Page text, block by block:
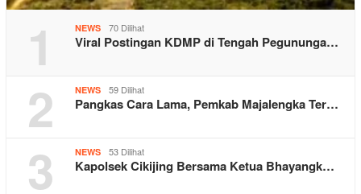
1 NEWS 70 Dilihat
Viral Postingan KDMP di Tengah Pegununga…
2 NEWS 59 Dilihat
Pangkas Cara Lama, Pemkab Majalengka Ter…
3 NEWS 53 Dilihat
Kapolsek Cikijing Bersama Ketua Bhayangk…